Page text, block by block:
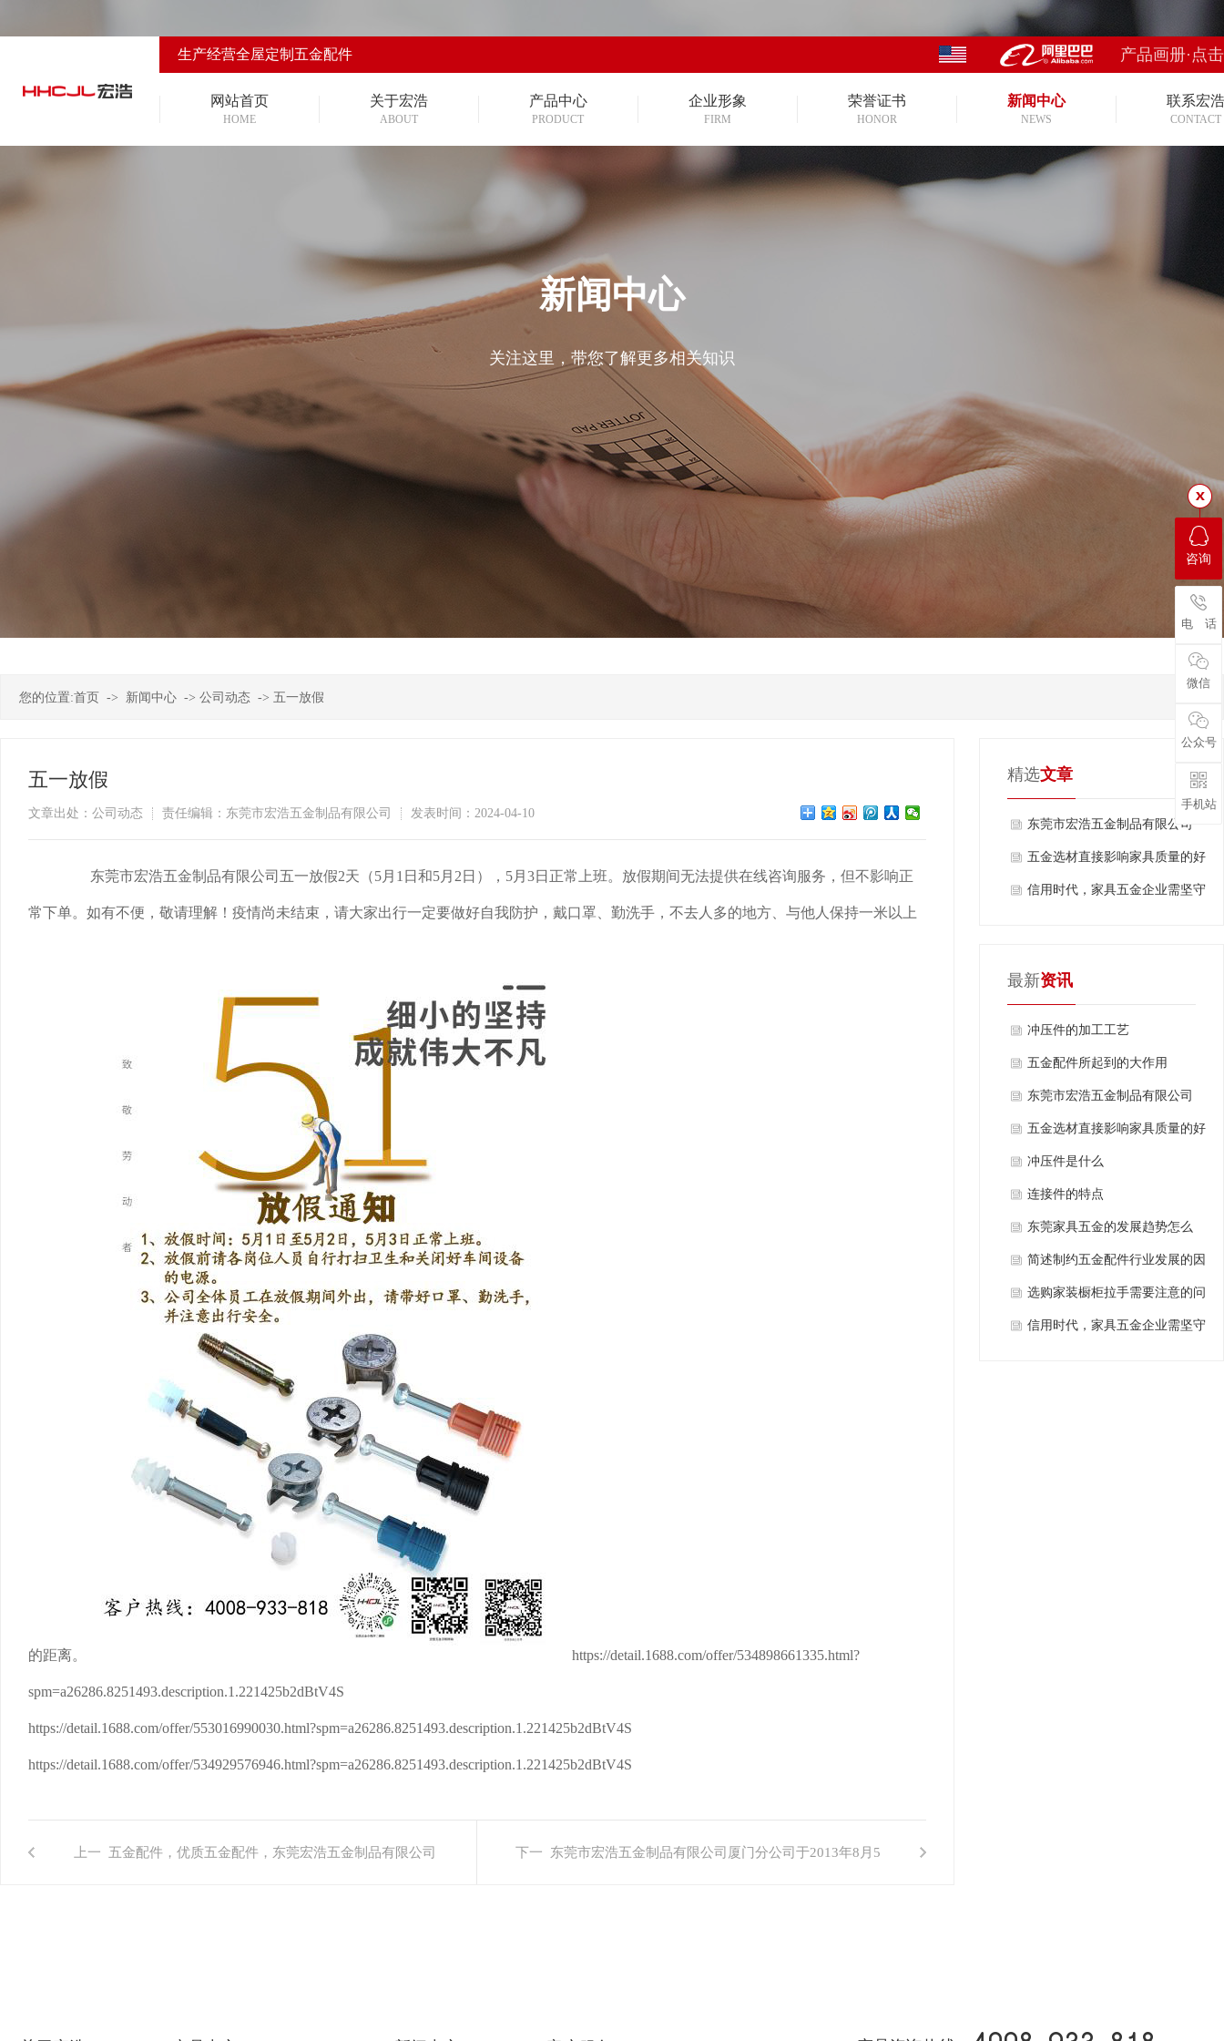
生产经营全屋定制五金配件 产品画册·点
网站首页
HOME
关于宏浩
ABOUT
产品中心
PRODUCT
企业形象
FIRM
荣誉证书
HONOR
新闻中心
NEWS
联系宏浩
CONTACT
新闻中心
关注这里，带您了解更多相关知识
您的位置:首页 -> 新闻中心 -> 公司动态 -> 五一放假
五一放假
文章出处：公司动态 责任编辑：东莞市宏浩五金制品有限公司 发表时间：2024-04-10
东莞市宏浩五金制品有限公司五一放假2天（5月1日和5月2日），5月3日正常上班。放假期间无法提供在线咨询服务，但不影响正
常下单。如有不便，敬请理解！疫情尚未结束，请大家出行一定要做好自我防护，戴口罩、勤洗手，不去人多的地方、与他人保持一米以上
的距离。 ​https://detail.1688.com/offer/534898661335.html?
spm=a26286.8251493.description.1.221425b2dBtV4S
​​https://detail.1688.com/offer/553016990030.html?spm=a26286.8251493.description.1.221425b2dBtV4S
​​https://detail.1688.com/offer/534929576946.html?spm=a26286.8251493.description.1.221425b2dBtV4S
上一 五金配件，优质五金配件，东莞宏浩五金制品有限公司 下一 东莞市宏浩五金制品有限公司厦门分公司于2013年8月5
精选文章
东莞市宏浩五金制品有限公司
五金选材直接影响家具质量的好
坏
信用时代，家具五金企业需坚守
最新资讯
冲压件的加工工艺
五金配件所起到的大作用
东莞市宏浩五金制品有限公司
五金选材直接影响家具质量的好
坏
冲压件是什么
连接件的特点
东莞家具五金的发展趋势怎么
样？
简述制约五金配件行业发展的因
素
选购家装橱柜拉手需要注意的问
题
信用时代，家具五金企业需坚守
咨询
电 话
微信
公众号
手机站